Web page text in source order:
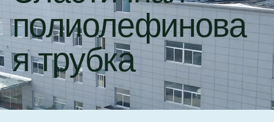
полиолефинова
я трубка